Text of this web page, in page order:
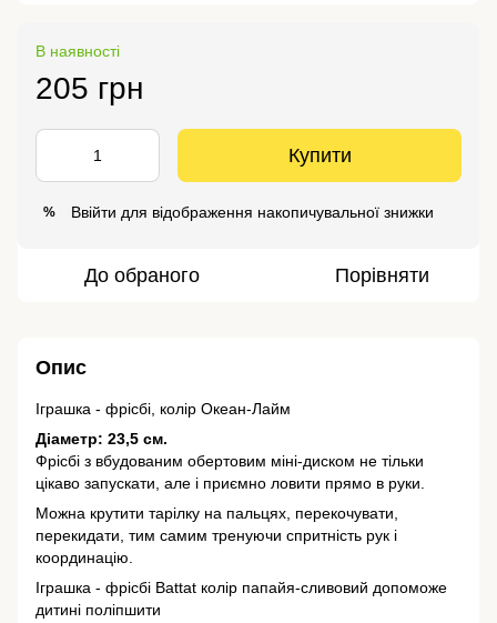
В наявності
205 грн
Купити
% Ввійти для відображення накопичувальної знижки
До обраного Порівняти
Опис
Іграшка - фрісбі, колір Океан-Лайм
Діаметр: 23,5 см.
Фрісбі з вбудованим обертовим міні-диском не тільки
цікаво запускати, але і приємно ловити прямо в руки.
Можна крутити тарілку на пальцях, перекочувати,
перекидати, тим самим тренуючи спритність рук і
координацію.
Іграшка - фрісбі Battat колір папайя-сливовий допоможе
дитині поліпшити